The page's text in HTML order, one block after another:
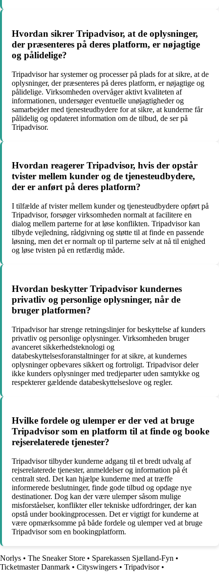
Hvordan sikrer Tripadvisor, at de oplysninger,
der præsenteres på deres platform, er nøjagtige
og pålidelige?
Tripadvisor har systemer og processer på plads for at sikre, at de
oplysninger, der præsenteres på deres platform, er nøjagtige og
pålidelige. Virksomheden overvåger aktivt kvaliteten af
informationen, undersøger eventuelle unøjagtigheder og
samarbejder med tjenesteudbydere for at sikre, at kunderne får
pålidelig og opdateret information om de tilbud, de ser på
Tripadvisor.
Hvordan reagerer Tripadvisor, hvis der opstår
tvister mellem kunder og de tjenesteudbydere,
der er anført på deres platform?
I tilfælde af tvister mellem kunder og tjenesteudbydere opført på
Tripadvisor, forsøger virksomheden normalt at facilitere en
dialog mellem parterne for at løse konflikten. Tripadvisor kan
tilbyde vejledning, rådgivning og støtte til at finde en passende
løsning, men det er normalt op til parterne selv at nå til enighed
og løse tvisten på en retfærdig måde.
Hvordan beskytter Tripadvisor kundernes
privatliv og personlige oplysninger, når de
bruger platformen?
Tripadvisor har strenge retningslinjer for beskyttelse af kunders
privatliv og personlige oplysninger. Virksomheden bruger
avanceret sikkerhedsteknologi og
databeskyttelsesforanstaltninger for at sikre, at kundernes
oplysninger opbevares sikkert og fortroligt. Tripadvisor deler
ikke kunders oplysninger med tredjeparter uden samtykke og
respekterer gældende databeskyttelseslove og regler.
Hvilke fordele og ulemper er der ved at bruge
Tripadvisor som en platform til at finde og booke
rejserelaterede tjenester?
Tripadvisor tilbyder kunderne adgang til et bredt udvalg af
rejserelaterede tjenester, anmeldelser og information på ét
centralt sted. Det kan hjælpe kunderne med at træffe
informerede beslutninger, finde gode tilbud og opdage nye
destinationer. Dog kan der være ulemper såsom mulige
misforståelser, konflikter eller tekniske udfordringer, der kan
opstå under bookingprocessen. Det er vigtigt for kunderne at
være opmærksomme på både fordele og ulemper ved at bruge
Tripadvisor som en bookingplatform.
Norlys • The Sneaker Store • Sparekassen Sjælland-Fyn •
Ticketmaster Danmark • Cityswingers • Tripadvisor•